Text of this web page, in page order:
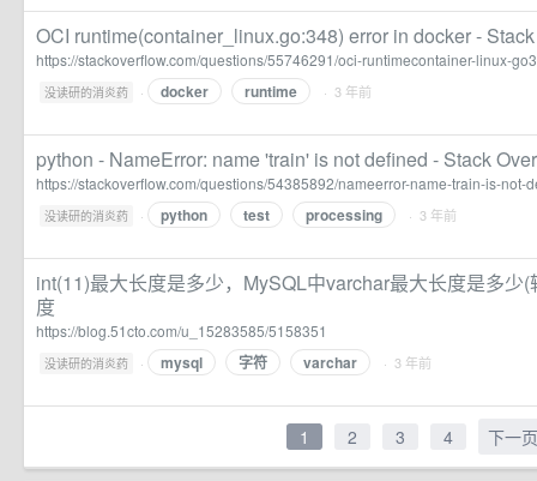
OCI runtime(container_linux.go:348) error in docker -
https://stackoverflow.com/questions/55746291/oci-runtimecontainer-linux-
没读研的消炎药 · docker runtime · 3 年前
python - NameError: name 'train' is not defined - Stack
https://stackoverflow.com/questions/54385892/nameerror-name-train-is-not-
没读研的消炎药 · python test processing · 3 年前
int(11)最大长度是多少，MySQL中varchar最大长度是多少
度
https://blog.51cto.com/u_15283585/5158351
没读研的消炎药 · mysql 字符 varchar · 3 年前
1 2 3 4 下一页